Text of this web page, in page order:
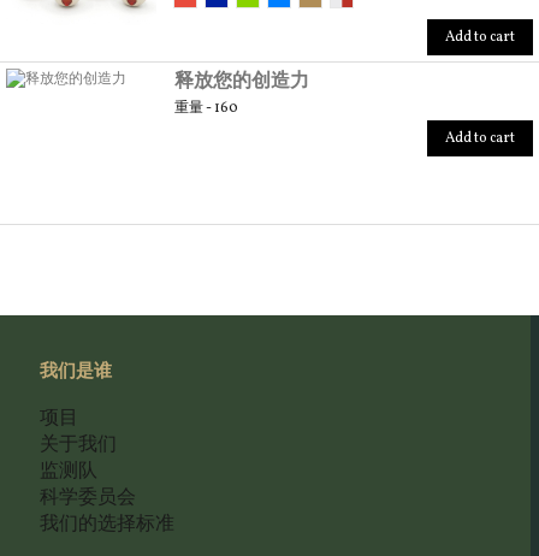
Add to cart
释放您的创造力
重量 - 160
Add to cart
我们是谁
项目
关于我们
监测队
科学委员会
我们的选择标准